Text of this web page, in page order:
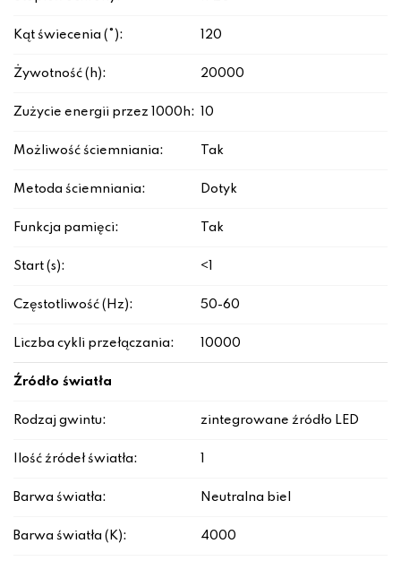
Kąt świecenia (°): 120
Żywotność (h): 20000
Zużycie energii przez 1000h: 10
Możliwość ściemniania: Tak
Metoda ściemniania: Dotyk
Funkcja pamięci: Tak
Start (s): <1
Częstotliwość (Hz): 50-60
Liczba cykli przełączania: 10000
Źródło światła
Rodzaj gwintu: zintegrowane źródło LED
Ilość źródeł światła:
Barwa światła: Neutralna biel
Barwa światła (K): 4000